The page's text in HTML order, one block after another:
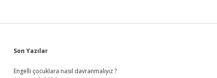
Sidebar
Son Yazılar
Engelli çocuklara nasıl davranmalıyız ?